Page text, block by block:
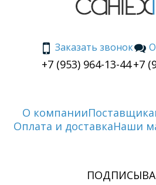
Заказать звонок
+7 (953) 964-13-44+7
О компании
Оплата и доставкаНаши